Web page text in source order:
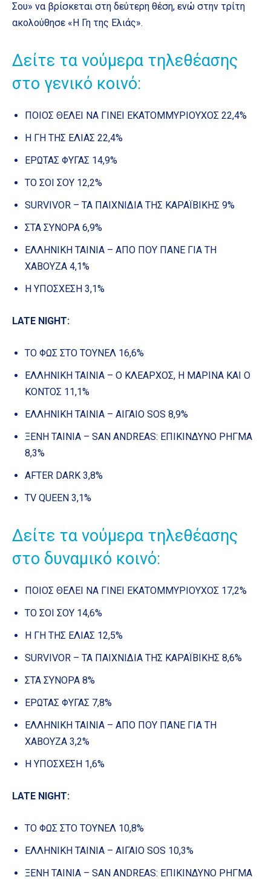
Σου» να βρίσκεται στη δεύτερη θέση, ενώ στην τρίτη
ακολούθησε «Η Γη της Ελιάς».
Δείτε τα νούμερα τηλεθέασης
στο γενικό κοινό:
ΠΟΙΟΣ ΘΕΛΕΙ ΝΑ ΓΙΝΕΙ ΕΚΑΤΟΜΜΥΡΙΟΥΧΟΣ 22,4%
Η ΓΗ ΤΗΣ ΕΛΙΑΣ 22,4%
ΕΡΩΤΑΣ ΦΥΓΑΣ 14,9%
ΤΟ ΣΟΙ ΣΟΥ 12,2%
SURVIVOR – ΤΑ ΠΑΙΧΝΙΔΙΑ ΤΗΣ ΚΑΡΑΪΒΙΚΗΣ 9%
ΣΤΑ ΣΥΝΟΡΑ 6,9%
ΕΛΛΗΝΙΚΗ ΤΑΙΝΙΑ – ΑΠΟ ΠΟΥ ΠΑΝΕ ΓΙΑ ΤΗ
ΧΑΒΟΥΖΑ 4,1%
Η ΥΠΟΣΧΕΣΗ 3,1%
LATE NIGHT:
ΤΟ ΦΩΣ ΣΤΟ ΤΟΥΝΕΛ 16,6%
ΕΛΛΗΝΙΚΗ ΤΑΙΝΙΑ – Ο ΚΛΕΑΡΧΟΣ, Η ΜΑΡΙΝΑ ΚΑΙ Ο
ΚΟΝΤΟΣ 11,1%
ΕΛΛΗΝΙΚΗ ΤΑΙΝΙΑ – ΑΙΓΑΙΟ SOS 8,9%
ΞΕΝΗ ΤΑΙΝΙΑ – SAN ANDREAS: ΕΠΙΚΙΝΔΥΝΟ ΡΗΓΜΑ
8,3%
AFTER DARK 3,8%
TV QUEEN 3,1%
Δείτε τα νούμερα τηλεθέασης
στο δυναμικό κοινό:
ΠΟΙΟΣ ΘΕΛΕΙ ΝΑ ΓΙΝΕΙ ΕΚΑΤΟΜΜΥΡΙΟΥΧΟΣ 17,2%
ΤΟ ΣΟΙ ΣΟΥ 14,6%
Η ΓΗ ΤΗΣ ΕΛΙΑΣ 12,5%
SURVIVOR – ΤΑ ΠΑΙΧΝΙΔΙΑ ΤΗΣ ΚΑΡΑΪΒΙΚΗΣ 8,6%
ΣΤΑ ΣΥΝΟΡΑ 8%
ΕΡΩΤΑΣ ΦΥΓΑΣ 7,8%
ΕΛΛΗΝΙΚΗ ΤΑΙΝΙΑ – ΑΠΟ ΠΟΥ ΠΑΝΕ ΓΙΑ ΤΗ
ΧΑΒΟΥΖΑ 3,2%
Η ΥΠΟΣΧΕΣΗ 1,6%
LATE NIGHT:
ΤΟ ΦΩΣ ΣΤΟ ΤΟΥΝΕΛ 10,8%
ΕΛΛΗΝΙΚΗ ΤΑΙΝΙΑ – ΑΙΓΑΙΟ SOS 10,3%
ΞΕΝΗ ΤΑΙΝΙΑ – SAN ANDREAS: ΕΠΙΚΙΝΔΥΝΟ ΡΗΓΜΑ